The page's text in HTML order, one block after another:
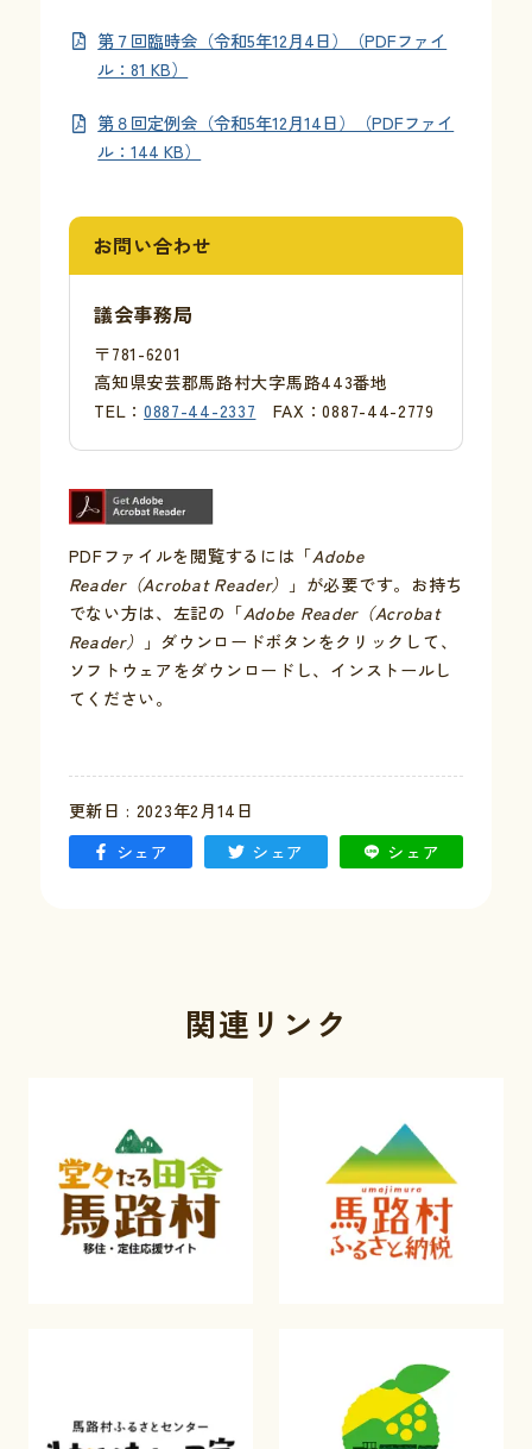
第７回臨時会（令和5年12月4日）（PDFファイ
ル：81 KB）
第８回定例会（令和5年12月14日）（PDFファイ
ル：144 KB）
お問い合わせ
議会事務局
〒781-6201
高知県安芸郡馬路村大字馬路443番地
TEL： 0887-44-2337 FAX：0887-44-2779
PDFファイルを閲覧するには「Adobe
Reader（Acrobat Reader） 」が必要です。お持ち
でない方は、左記の「Adobe Reader（Acrobat
Reader） 」ダウンロードボタンをクリックして、
ソフトウェアをダウンロードし、インストールし
てください。
更新日 : 2023年2月14日
シェア
シェア シェア
関連リンク